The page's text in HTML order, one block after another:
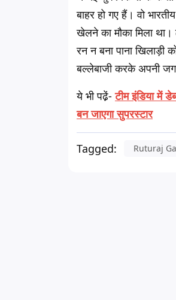
बाहर हो गए हैं। वो
खेलने का मौका मिला
रन न बना पाना
बल्लेबाजी करके अपनी
ये भी पढे़ं-टीम इंडिया में
बन जाएगा सुपरस्टार
Tagged: Ruturaj